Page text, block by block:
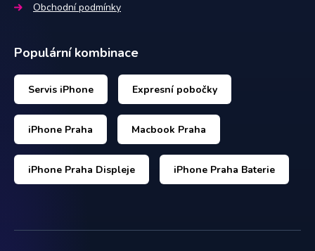
Obchodní podmínky
Populární kombinace
Servis iPhone Expresní pobočky
iPhone Praha Macbook Praha
iPhone Praha Displeje iPhone Praha Baterie